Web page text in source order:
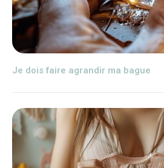
Je dois faire agrandir ma bague